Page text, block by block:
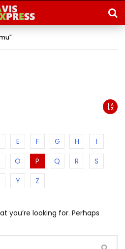
E F G H
I
O P Q R
S
Y Z
you’re looking for. Perhaps